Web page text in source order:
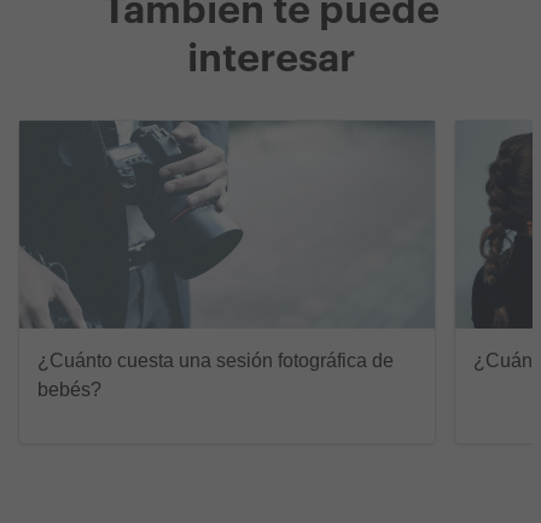
También te puede
interesar
¿Cuánto cuesta una sesión fotográfica de
bebés?